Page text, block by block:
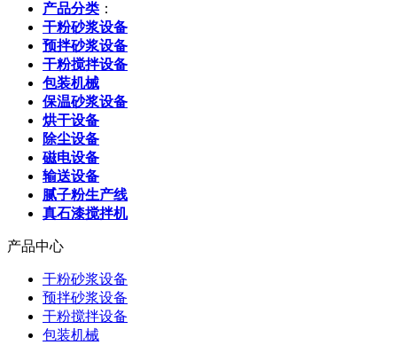
产品分类 ：
干粉砂浆设备
预拌砂浆设备
干粉搅拌设备
包装机械
保温砂浆设备
烘干设备
除尘设备
磁电设备
输送设备
腻子粉生产线
真石漆搅拌机
产品中心
干粉砂浆设备
预拌砂浆设备
干粉搅拌设备
包装机械